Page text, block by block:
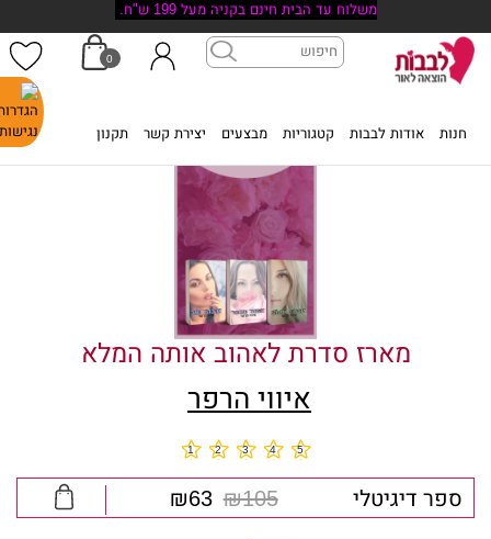
משלוח עד הבית חינם בקניה מעל 199 ש"ח.
חנות אודות לבבות קטגוריות מבצעים יצירת קשר תקנון
0
מארז סדרת לאהוב אותה המלא
איווי הרפר
ספר דיגיטלי ₪105
₪63